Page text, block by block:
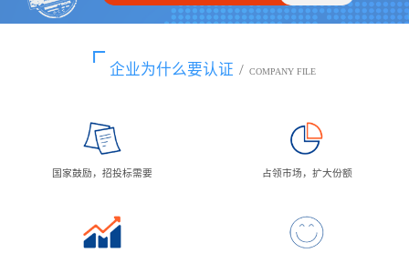
企业为什么要认证 / COMPANY FILE
国家鼓励，招投标需要 占领市场，扩大份额